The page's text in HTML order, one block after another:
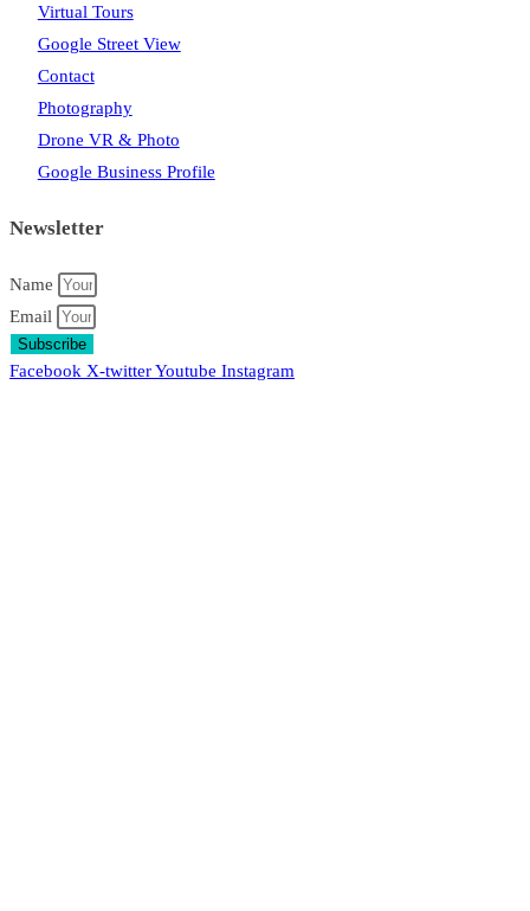
Virtual Tours
Google Street View
Contact
Photography
Drone VR & Photo
Google Business Profile
Newsletter
Name
Email
Subscribe
Facebook X-twitterYoutube Instagram